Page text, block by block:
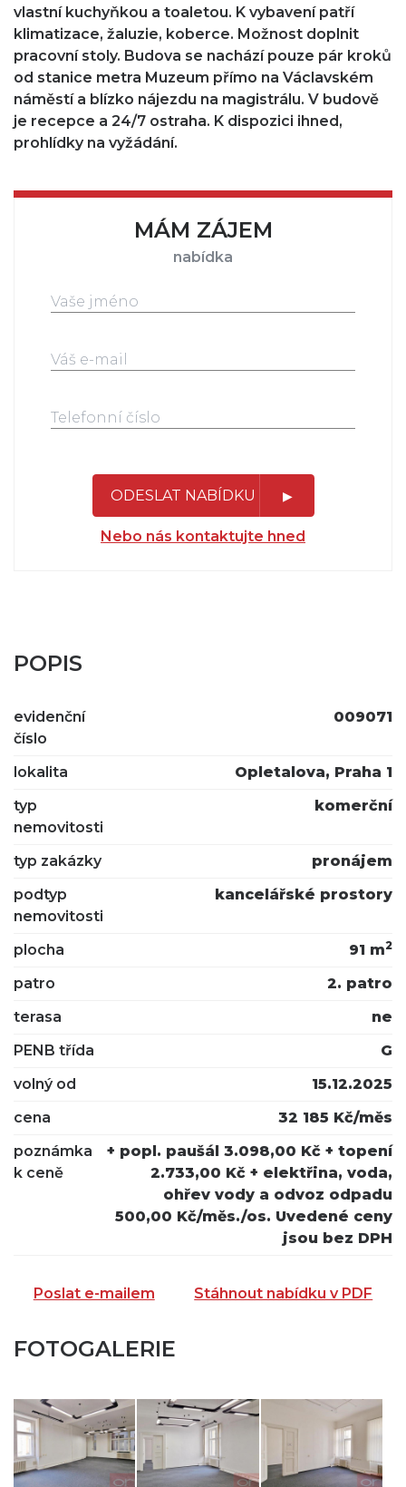
vlastní kuchyňkou a toaletou. K vybavení patří
klimatizace, žaluzie, koberce. Možnost doplnit
pracovní stoly. Budova se nachází pouze pár kroků
od stanice metra Muzeum přímo na Václavském
náměstí a blízko nájezdu na magistrálu. V budově
je recepce a 24/7 ostraha. K dispozici ihned,
prohlídky na vyžádání.
MÁM ZÁJEM
nabídka
ODESLAT NABÍDKU
Nebo nás kontaktujte hned
POPIS
evidenční
číslo
009071
lokalita
Opletalova, Praha 1
typ
nemovitosti
komerční
typ zakázky
pronájem
podtyp
nemovitosti
kancelářské prostory
plocha 91 m2
patro
2. patro
terasa
ne
PENB třída
G
volný od
15.12.2025
cena
32 185 Kč/měs
poznámka
k ceně
+ popl. paušál 3.098,00 Kč + topení
2.733,00 Kč + elektřina, voda,
ohřev vody a odvoz odpadu
500,00 Kč/měs./os. Uvedené ceny
jsou bez DPH
Poslat e-mailem Stáhnout nabídku v PDF
FOTOGALERIE